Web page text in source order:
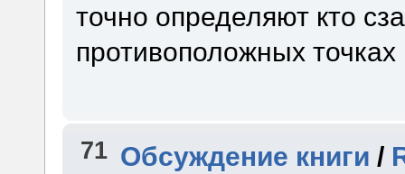
точно определяют кто
противоположных
71 Обсуждение книги /